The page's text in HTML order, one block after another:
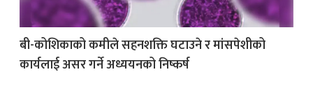
बी-कोशिकाको कमीले सहनशक्ति घटाउने र मांसपेशीको
कार्यलाई असर गर्ने अध्ययनको निष्कर्ष